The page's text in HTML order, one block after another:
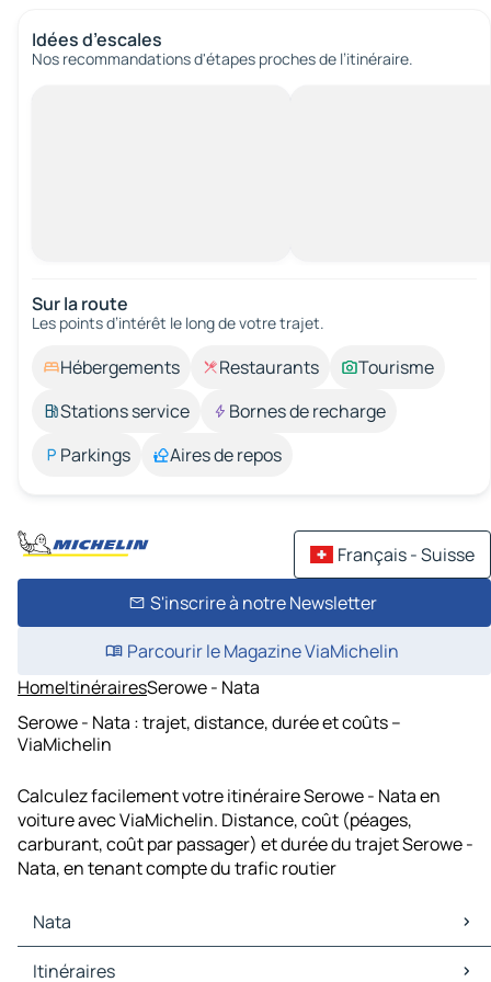
Idées d’escales
Nos recommandations d'étapes proches de l’itinéraire.
Sur la route
Les points d’intérêt le long de votre trajet.
Hébergements Restaurants
Tourisme
Stations service
Bornes de recharge
Parkings
Aires de repos
Français - Suisse
S'inscrire à notre Newsletter
Parcourir le Magazine ViaMichelin
HomeItinérairesSerowe - Nata
Serowe - Nata : trajet, distance, durée et coûts –
ViaMichelin
Calculez facilement votre itinéraire Serowe - Nata en
voiture avec ViaMichelin. Distance, coût (péages,
carburant, coût par passager) et durée du trajet Serowe -
Nata, en tenant compte du trafic routier
Nata
Nata Cartes et plans
Itinéraires